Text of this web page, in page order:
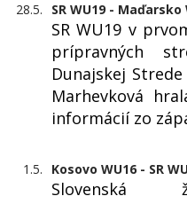
28.5. SR WU19 - Maďarsko
SR WU19 v
prípravných
Dunajskej
Marhevková
informácií zo
1.5. Kosovo WU16 - SR
Slovenská